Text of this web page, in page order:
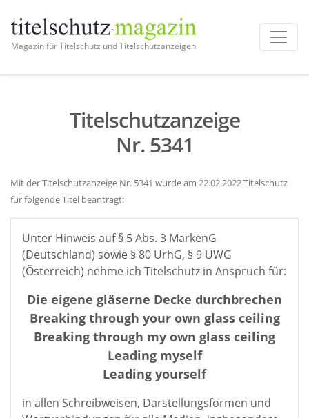
Magazin für Titelschutz und Titelschutzanzeigen
Titelschutzanzeige
Nr. 5341
Mit der Titelschutzanzeige Nr. 5341 wurde am 22.02.2022 Titelschutz
für folgende Titel beantragt:
Unter Hinweis auf § 5 Abs. 3 MarkenG
(Deutschland) sowie § 80 UrhG, § 9 UWG
(Österreich) nehme ich Titelschutz in Anspruch für:
Die eigene gläserne Decke durchbrechen
Breaking through your own glass ceiling
Breaking through my own glass ceiling
Leading myself
Leading yourself
in allen Schreibweisen, Darstellungsformen und